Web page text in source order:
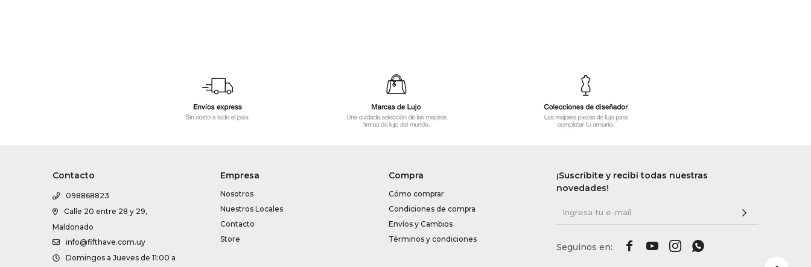
Contacto
098868823
Calle 20 entre 28 y 29,
Maldonado
info@fifthave.com.uy
Domingos a Jueves de 11:00 a
Empresa
Nosotros
Nuestros Locales
Contacto
Store
Compra
Cómo comprar
Condiciones de compra
Envíos y Cambios
Términos y condiciones
¡Suscribite y recibí todas nuestras
novedades!
   